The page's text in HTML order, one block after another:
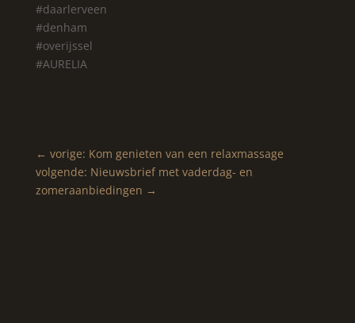
#daarlerveen
#denham
#overijssel
#AURELIA
← vorige: Kom genieten van een relaxmassage
volgende: Nieuwsbrief met vaderdag- en
zomeraanbiedingen →